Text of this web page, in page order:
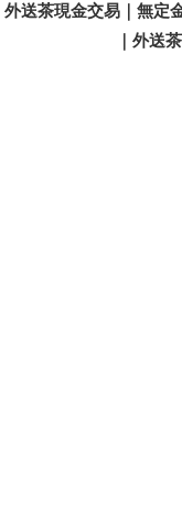
送茶現金交易｜無
｜外送